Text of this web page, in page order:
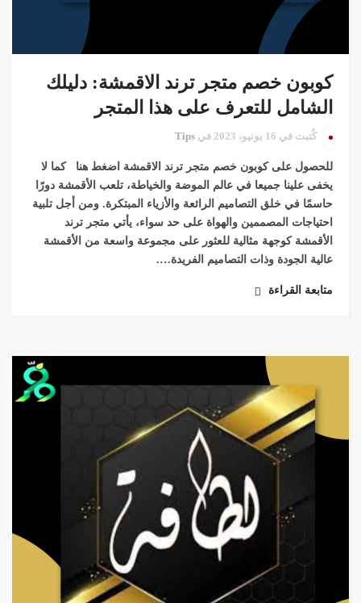
كوبون خصم متجر ترند الاقمشة: دليلك
الشامل للتعرف على هذا المتجر
كُتبت في 16 يونيو، 2023 في Tips
للحصول على كوبون خصم متجر ترند الاقمشة اضغط هنا كما لا
يخفى علينا جميعا في عالم الموضة والخياطة، تلعب الأقمشة دورًا
حاسمًا في خلق التصاميم الرائعة والأزياء المبتكرة. ومن أجل تلبية
احتياجات المصممين والهواة على حد سواء، يأتي متجر ترند
الأقمشة كوجهة مثالية للعثور على مجموعة واسعة من الأقمشة
عالية الجودة وذات التصاميم الفريدة….
متابعة القراءة